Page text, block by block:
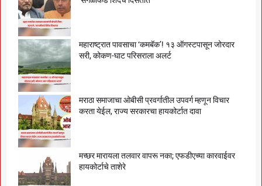
महाराष्ट्रात पावसाचा ‘कमबॅक’! १३ ऑगस्टपासून जोरदार
सरी, कोकण-घाट परिसराला अलर्ट
मराठा समाजाचा ओबीसी प्रवर्गातील उपवर्ग म्हणून विचार
करता येईल, राज्य सरकारचा हायकोर्टात दावा
मच्छर मारायला तलवार वापरू नका; एफडीएच्या कारवाईवर
हायकोर्टाचे ताशेरे